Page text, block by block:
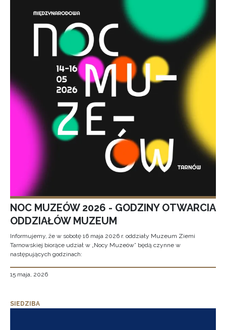
NOC MUZEÓW 2026 - GODZINY OTWARCIA
ODDZIAŁÓW MUZEUM
Informujemy, że w sobotę 16 maja 2026 r. oddziały Muzeum Ziemi
Tarnowskiej biorące udział w „Nocy Muzeów” będą czynne w
następujących godzinach:
15 maja, 2026
SIEDZIBA